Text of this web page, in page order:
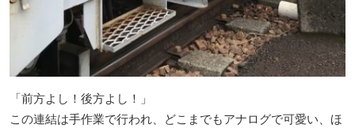
「前方よし！後方よし！」
この連結は手作業で行われ、どこまでもアナログで可愛い、ほ